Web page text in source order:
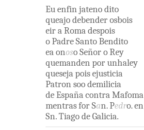
Euenfin jatenodito
queajodebenderosbois
eiraRomadespois
oPadreSantoBendito
ea onosoSeñoroRey
quemanden porunhaley
quesejapoisejusticia
Patron soodemilicia
deEspañacontraMafoma
mentrasforSan.Pedro.en
Sn. TiagodeGalicia.